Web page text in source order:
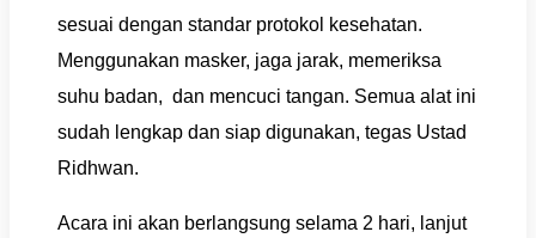
sesuai dengan standar protokol kesehatan.
Menggunakan masker, jaga jarak, memeriksa
suhu badan, dan mencuci tangan. Semua alat ini
sudah lengkap dan siap digunakan, tegas Ustad
Ridhwan.
Acara ini akan berlangsung selama 2 hari, lanjut